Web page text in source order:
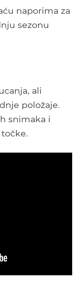
naporima za
sezonu
ali
položaje.
snimaka i